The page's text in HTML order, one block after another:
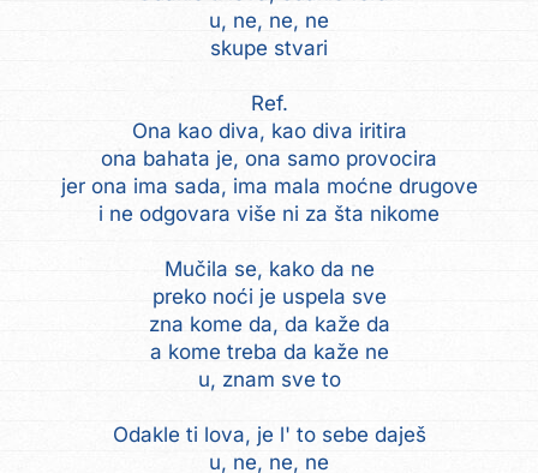
u, ne, ne, ne
skupe stvari
Ref.
Ona kao diva, kao diva iritira
ona bahata je, ona samo provocira
jer ona ima sada, ima mala moćne drugove
i ne odgovara više ni za šta nikome
Mučila se, kako da ne
preko noći je uspela sve
zna kome da, da kaže da
a kome treba da kaže ne
u, znam sve to
Odakle ti lova, je l' to sebe daješ
u, ne, ne, ne